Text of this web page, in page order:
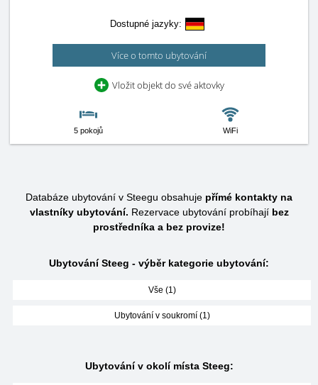
Dostupné jazyky:
Více o tomto ubytování
Vložit objekt do své aktovky
5 pokojů WiFi
Databáze ubytování v Steegu obsahuje přímé kontakty na
vlastníky ubytování. Rezervace ubytování probíhají bez
prostředníka a bez provize!
Ubytování Steeg - výběr kategorie ubytování:
Vše (1)
Ubytování v soukromí (1)
Ubytování v okolí místa Steeg: